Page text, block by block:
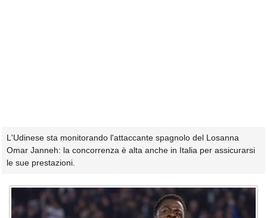
L'Udinese sta monitorando l'attaccante spagnolo del Losanna
Omar Janneh: la concorrenza è alta anche in Italia per assicurarsi
le sue prestazioni.